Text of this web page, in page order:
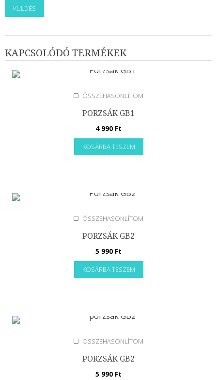
KAPCSOLÓDÓ TERMÉKEK
ÖSSZEHASONLÍTOM
PORZSÁK GB1
4 990 Ft
KOSÁRBA TESZEM
ÖSSZEHASONLÍTOM
PORZSÁK GB2
5 990 Ft
KOSÁRBA TESZEM
ÖSSZEHASONLÍTOM
PORZSÁK GB2
5 990 Ft